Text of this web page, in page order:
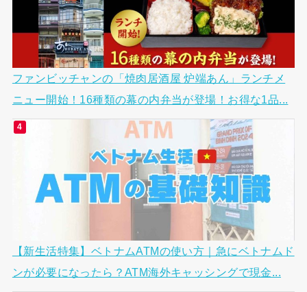
ファンビッチャンの「焼肉居酒屋 炉端あん」ランチメ
ニュー開始！16種類の幕の内弁当が登場！お得な1品...
【新生活特集】ベトナムATMの使い方｜急にベトナムド
ンが必要になったら？ATM海外キャッシングで現金...